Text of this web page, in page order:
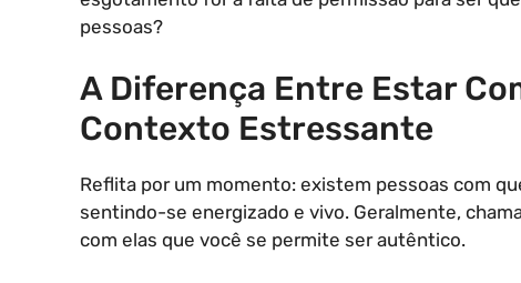
pessoas?
A Diferença Entre Estar
Contexto Estressante
Reflita por um momento: existem pessoas com
sentindo-se energizado e vivo. Geralmente,
com elas que você se permite ser autêntico.